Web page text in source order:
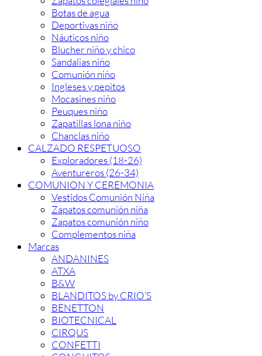
Botas de agua
Deportivas niño
Náuticos niño
Blucher niño y chico
Sandalias niño
Comunión niño
Ingleses y pepitos
Mocasines niño
Peuques niño
Zapatillas lona niño
Chanclas niño
CALZADO RESPETUOSO
Exploradores (18-26)
Aventureros (26-34)
COMUNION Y CEREMONIA
Vestidos Comunión Niña
Zapatos comunión niña
Zapatos comunión niño
Complementos niña
Marcas
ANDANINES
ATXA
B&W
BLANDITOS by CRIO’S
BENETTON
BIOTECNICAL
CIRQUS
CONFETTI